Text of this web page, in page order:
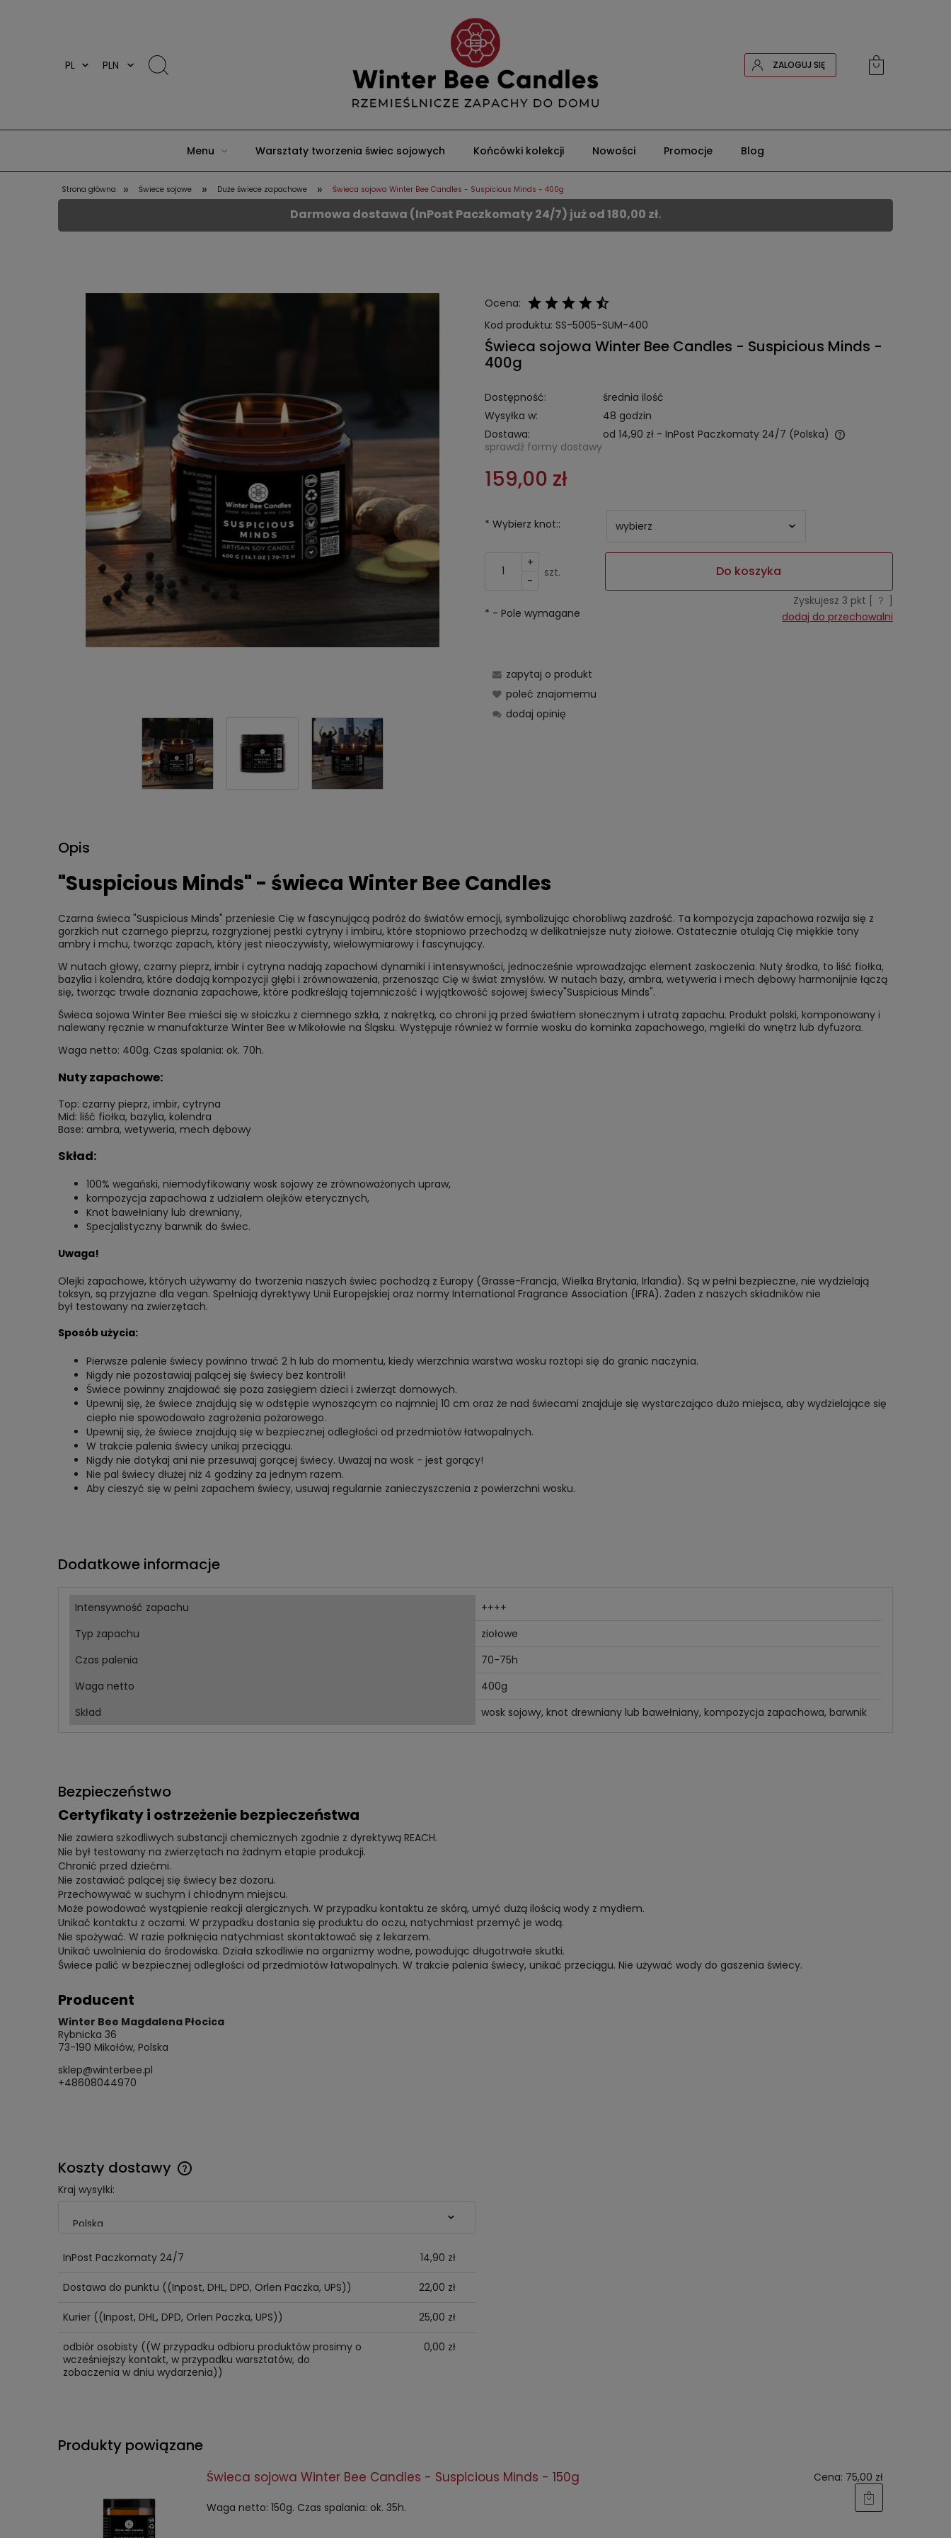
ZALOGUJ SIĘ
Menu Warsztaty tworzenia świec sojowych Końcówki kolekcji Nowości Promocje Blog
Strona główna » Świece sojowe » Duże świece zapachowe » Świeca sojowa Winter Bee Candles - Suspicious Minds - 400g
Darmowa dostawa (InPost Paczkomaty 24/7) już od 180,00 zł.
Ocena:
Kod produktu: SS-5005-SUM-400
Świeca sojowa Winter Bee Candles - Suspicious Minds -
400g
Dostępność:
średnia ilość
Wysyłka w:
48 godzin
Dostawa:
od 14,90 zł - InPost Paczkomaty 24/7 (Polska)
sprawdź formy dostawy
159,00 zł
* Wybierz knot::
+
-
szt. Do koszyka
Zyskujesz 3 pkt [ ? ]
dodaj do przechowalni
* - Pole wymagane
zapytaj o produkt
poleć znajomemu
dodaj opinię
Opis
"Suspicious Minds" - świeca Winter Bee Candles
Czarna świeca "Suspicious Minds" przeniesie Cię w fascynującą podróż do światów emocji, symbolizując chorobliwą zazdrość. Ta kompozycja zapachowa rozwija się z
gorzkich nut czarnego pieprzu, rozgryzionej pestki cytryny i imbiru, które stopniowo przechodzą w delikatniejsze nuty ziołowe. Ostatecznie otulają Cię miękkie tony
ambry i mchu, tworząc zapach, który jest nieoczywisty, wielowymiarowy i fascynujący.
W nutach głowy, czarny pieprz, imbir i cytryna nadają zapachowi dynamiki i intensywności, jednocześnie wprowadzając element zaskoczenia. Nuty środka, to liść fiołka,
bazylia i kolendra, które dodają kompozycji głębi i zrównoważenia, przenosząc Cię w świat zmysłów. W nutach bazy, ambra, wetyweria i mech dębowy harmonijnie łączą
się, tworząc trwałe doznania zapachowe, które podkreślają tajemniczość i wyjątkowość sojowej świecy"Suspicious Minds".
Świeca sojowa Winter Bee mieści się w słoiczku z ciemnego szkła, z nakrętką, co chroni ją przed światłem słonecznym i utratą zapachu. Produkt polski, komponowany i
nalewany ręcznie w manufakturze Winter Bee w Mikołowie na Śląsku. Występuje również w formie wosku do kominka zapachowego, mgiełki do wnętrz lub dyfuzora.
Waga netto: 400g. Czas spalania: ok. 70h.
Nuty zapachowe:
Top: czarny pieprz, imbir, cytryna
Mid: liść fiołka, bazylia, kolendra
Base: ambra, wetyweria, mech dębowy
Skład:
100% wegański, niemodyfikowany wosk sojowy ze zrównoważonych upraw,
kompozycja zapachowa z udziałem olejków eterycznych,
Knot bawełniany lub drewniany,
Specjalistyczny barwnik do świec.
Uwaga!
Olejki zapachowe, których używamy do tworzenia naszych świec pochodzą z Europy (Grasse-Francja, Wielka Brytania, Irlandia). Są w pełni bezpieczne, nie wydzielają
toksyn, są przyjazne dla vegan. Spełniają dyrektywy Unii Europejskiej oraz normy International Fragrance Association (IFRA). Żaden z naszych składników nie
był testowany na zwierzętach.
Sposób użycia:
Pierwsze palenie świecy powinno trwać 2 h lub do momentu, kiedy wierzchnia warstwa wosku roztopi się do granic naczynia.
Nigdy nie pozostawiaj palącej się świecy bez kontroli!
Świece powinny znajdować się poza zasięgiem dzieci i zwierząt domowych.
Upewnij się, że świece znajdują się w odstępie wynoszącym co najmniej 10 cm oraz że nad świecami znajduje się wystarczająco dużo miejsca, aby wydzielające się
ciepło nie spowodowało zagrożenia pożarowego.
Upewnij się, że świece znajdują się w bezpiecznej odległości od przedmiotów łatwopalnych.
W trakcie palenia świecy unikaj przeciągu.
Nigdy nie dotykaj ani nie przesuwaj gorącej świecy. Uważaj na wosk - jest gorący!
Nie pal świecy dłużej niż 4 godziny za jednym razem.
Aby cieszyć się w pełni zapachem świecy, usuwaj regularnie zanieczyszczenia z powierzchni wosku.
Dodatkowe informacje
Intensywność zapachu
++++
Typ zapachu
ziołowe
Czas palenia
70-75h
Waga netto
400g
Skład
wosk sojowy, knot drewniany lub bawełniany, kompozycja zapachowa, barwnik
Bezpieczeństwo
Certyfikaty i ostrzeżenie bezpieczeństwa
Nie zawiera szkodliwych substancji chemicznych zgodnie z dyrektywą REACH.
Nie był testowany na zwierzętach na żadnym etapie produkcji.
Chronić przed dziećmi.
Nie zostawiać palącej się świecy bez dozoru.
Przechowywać w suchym i chłodnym miejscu.
Może powodować wystąpienie reakcji alergicznych. W przypadku kontaktu ze skórą, umyć dużą ilością wody z mydłem.
Unikać kontaktu z oczami. W przypadku dostania się produktu do oczu, natychmiast przemyć je wodą.
Nie spożywać. W razie połknięcia natychmiast skontaktować się z lekarzem.
Unikać uwolnienia do środowiska. Działa szkodliwie na organizmy wodne, powodując długotrwałe skutki.
Świece palić w bezpiecznej odległości od przedmiotów łatwopalnych. W trakcie palenia świecy, unikać przeciągu. Nie używać wody do gaszenia świecy.
Producent
Winter Bee Magdalena Płocica
Rybnicka 36
73-190 Mikołów, Polska
sklep@winterbee.pl
+48608044970
Koszty dostawy
Kraj wysyłki:
InPost Paczkomaty 24/7 14,90 zł
Dostawa do punktu ((Inpost, DHL, DPD, Orlen Paczka, UPS)) 22,00 zł
Kurier ((Inpost, DHL, DPD, Orlen Paczka, UPS)) 25,00 zł
odbiór osobisty ((W przypadku odbioru produktów prosimy o
wcześniejszy kontakt, w przypadku warsztatów, do
zobaczenia w dniu wydarzenia))
0,00 zł
Produkty powiązane
Świeca sojowa Winter Bee Candles - Suspicious Minds - 150g
Waga netto: 150g. Czas spalania: ok. 35h.
Cena: 75,00 zł